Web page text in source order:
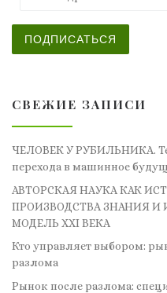
ПОДПИСАТЬСЯ
СВЕЖИЕ ЗАПИСИ
ЧЕЛОВЕК У РУБИЛЬНИКА.
перехода в машинное
АВТОРСКАЯ НАУКА КАК
ПРОИЗВОДСТВА ЗНАНИЯ
МОДЕЛЬ XXI ВЕКА
Кто управляет выбором:
разлома
Рынок после разлома: